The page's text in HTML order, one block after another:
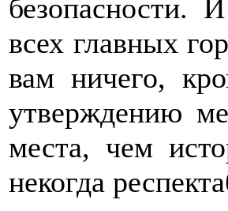
безопасности.
всех главных
вам ничего,
утверждению
места, чем
некогда